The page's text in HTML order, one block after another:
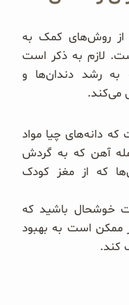
از روش‌های کمک به
آن‌هاست. لازم به ذکر است
به رشد دندان‌ها و
می‌کند.
که دانه‌های چیا مواد
آهن که به گردش
که از مغز کودک
خوشحال باشید که
ممکن است به بهبود
کند.